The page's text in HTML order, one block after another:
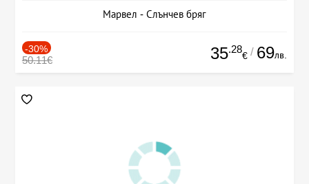
Марвел - Слънчев бряг
-30%
50.11€ 35.28
€ / 69лв.